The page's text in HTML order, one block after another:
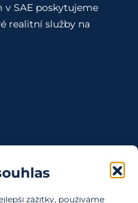
zážitky, používáme
v SAE poskytujeme
realitní služby na